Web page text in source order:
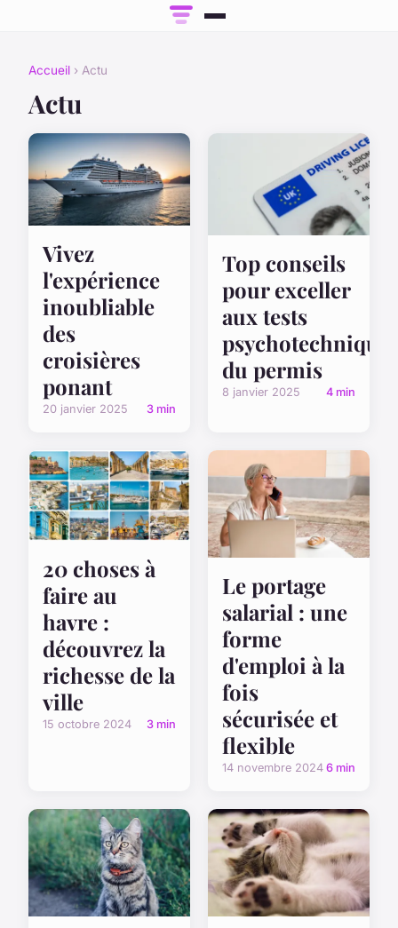
Accueil › Actu
Actu
Vivez
l'expérience
inoubliable
des
croisières
ponant
20 janvier 2025 3 min
Top conseils
pour exceller
aux tests
du permis
8 janvier 2025 4 min
20 choses à
faire au
havre :
découvrez la
richesse de la
ville
15 octobre 2024 3 min
Le portage
salarial : une
forme
d'emploi à la
fois
sécurisée et
flexible
14 novembre 2024 6 min